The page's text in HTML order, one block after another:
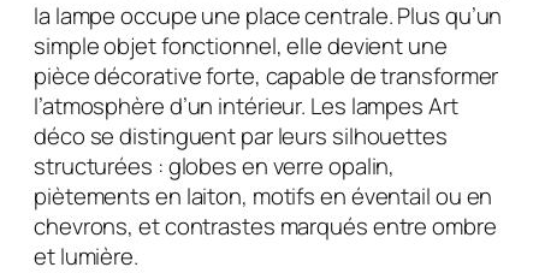
la lampe occupe une place centrale. Plus qu’un
simple objet fonctionnel, elle devient une
pièce décorative forte, capable de transformer
l’atmosphère d’un intérieur. Les lampes Art
déco se distinguent par leurs silhouettes
structurées : globes en verre opalin,
piètements en laiton, motifs en éventail ou en
chevrons, et contrastes marqués entre ombre
et lumière.